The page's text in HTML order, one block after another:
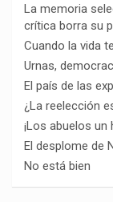
La memoria
crítica borra su
Cuando la vida
Urnas,
El país de las
¿La reelección
¡Los abuelos un
El desplome de
No está bien